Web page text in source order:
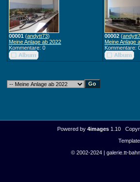
00001 (andytt73)
Meine Anlage ab 2022
Kommentare: 0
00002 (
Meine Anlage
Kommentare:
Powered by 4images1.10
© 2002-2024 | galerie.tt-